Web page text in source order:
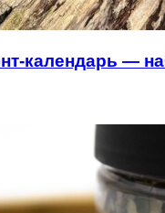
календарь —